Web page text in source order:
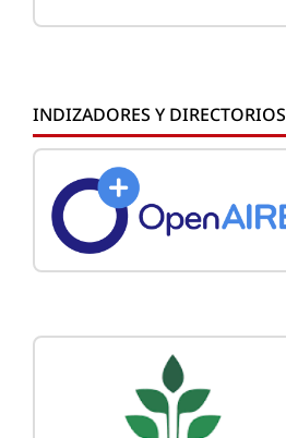
INDIZADORES Y DIRECTORIOS